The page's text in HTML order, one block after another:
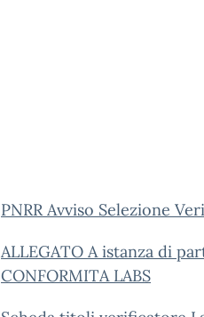
PNRR Avviso Selezione
ALLEGATO A istanza di
CONFORMITA LABS